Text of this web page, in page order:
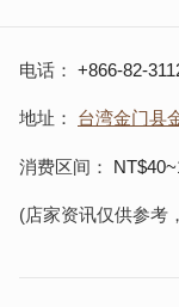
电话 +866-82-
地址 台湾金门县
消费区间
(店家资讯仅供参考